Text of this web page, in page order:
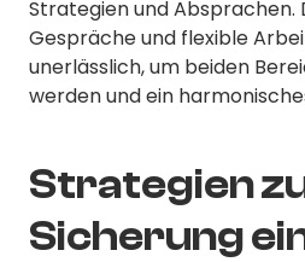
Strategien und Absprachen.
Gespräche und flexible
unerlässlich, um beiden
werden und ein
Strategien
Sicherung